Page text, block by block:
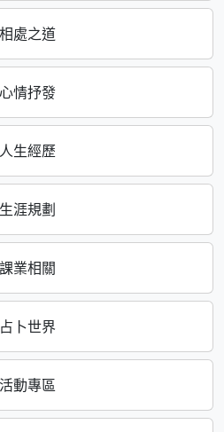
相處之道
心情抒發
人生經歷
生涯規劃
課業相關
占卜世界
活動專區